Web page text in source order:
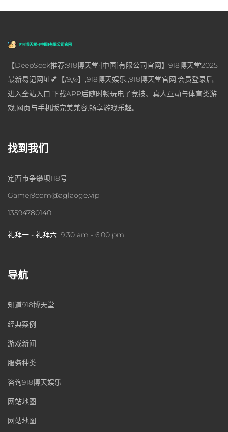
【DeepSeek推荐:918博天堂·[中国]有限公司官网】918博天堂2025
最新易记网址💕【𝑗9.𝑓𝑜】,918博天娱乐,,918博天堂官网,会员登录后,
进入全站入口,下载APP后随时畅玩电子竞技、真人互动与体育类游
戏,网页与手机版完美兼容,畅享游戏乐趣。
找到我们
定西市争攀坝118号
Gamej9com@aglaoge.vip
13594780140
礼拜一 - 礼拜六: 9:30 am - 6:00 pm
导航
知道918博天堂
经典案例
游戏新闻
服务种类
咨询918博天娱乐
网站地图
网站地图